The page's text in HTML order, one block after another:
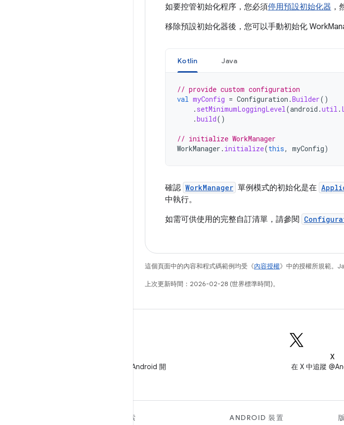
如要控管初始化程序，您必須停用預設初始化器 ，
移除預設初始化器後，您可以手動初始化
Kotlin Java
// provide custom configuration
val myConfig = Configuration .Builder()
. setMinimumLoggingLevel(android .util .
.build()
// initialize WorkManager
WorkManager . initialize(this, myConfig)
確認 WorkManager 單例模式的初始化是在
中執行。
如需可供使用的完整自訂清單，請參閱
這個頁面中的內容和程式碼範例均受《內容授權》中的授權所規範。
上次更新時間：2026-02-28 (世界標準時間)。
在 WeChat 上追蹤 Android 開
X
在 X 中追蹤
探索 ANDROID 裝置